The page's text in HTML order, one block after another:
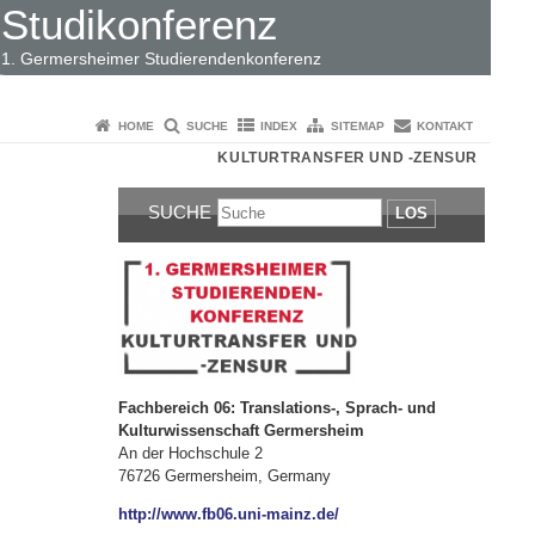
Studikonferenz
1. Germersheimer Studierendenkonferenz
HOME SUCHE INDEX SITEMAP KONTAKT
KULTURTRANSFER UND -ZENSUR
SUCHE LOS
Fachbereich 06: Translations-, Sprach- und
Kulturwissenschaft Germersheim
An der Hochschule 2
76726 Germersheim, Germany
http://www.fb06.uni-mainz.de/